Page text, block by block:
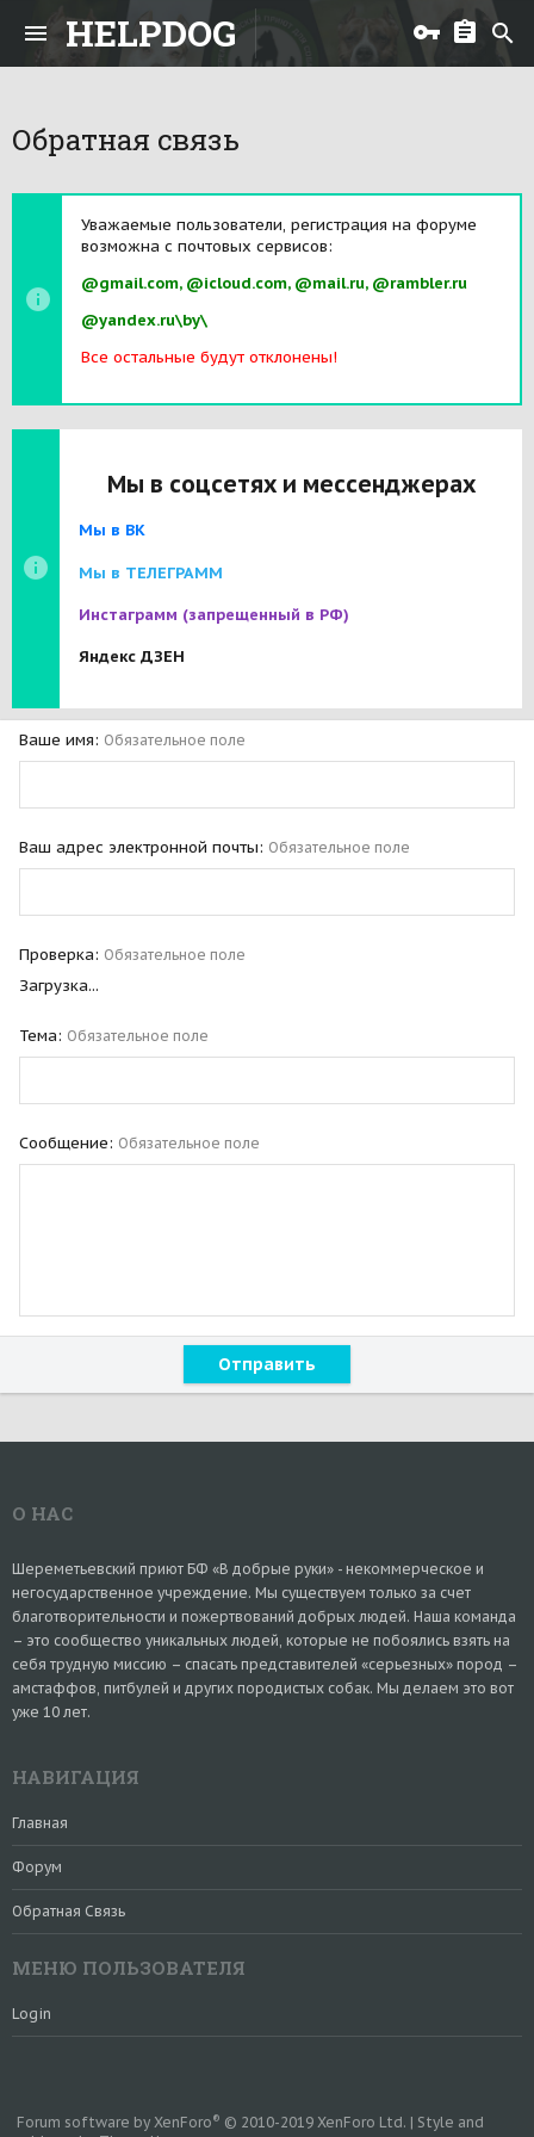
HELPDOG
Обратная связь
Уважаемые пользователи, регистрация на форуме
возможна с почтовых сервисов:
@gmail.com, @icloud.com, @mail.ru, @rambler.ru
@yandex.ru\by\
Все остальные будут отклонены!
Мы в соцсетях и мессенджерах
Мы в ВК
Мы в ТЕЛЕГРАММ
Инстаграмм (запрещенный в РФ)
Яндекс ДЗЕН
Ваше имя Обязательное поле
Ваш адрес электронной почты Обязательное поле
Проверка Обязательное поле
Загрузка...
Тема Обязательное поле
Сообщение Обязательное поле
Отправить
О НАС
Шереметьевский приют БФ «В добрые руки» - некоммерческое и
негосударственное учреждение. Мы существуем только за счет
благотворительности и пожертвований добрых людей. Наша команда
– это сообщество уникальных людей, которые не побоялись взять на
себя трудную миссию – спасать представителей «серьезных» пород –
амстаффов, питбулей и других породистых собак. Мы делаем это вот
уже 10 лет.
НАВИГАЦИЯ
Главная
Форум
Обратная Связь
МЕНЮ ПОЛЬЗОВАТЕЛЯ
Login
Forum software by XenForo® © 2010-2019 XenForo Ltd. | Style and